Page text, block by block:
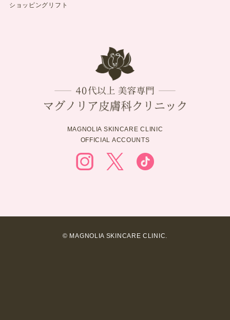
ショッピングリフト
MAGNOLIA SKINCARE CLINIC
OFFICIAL ACCOUNTS
© MAGNOLIA SKINCARE CLINIC.